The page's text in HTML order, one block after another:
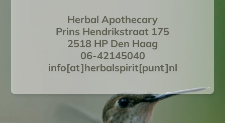
Herbal Apothecary
Prins Hendrikstraat 175
2518 HP Den Haag
06-42145040
info[at]herbalspirit[punt]nl